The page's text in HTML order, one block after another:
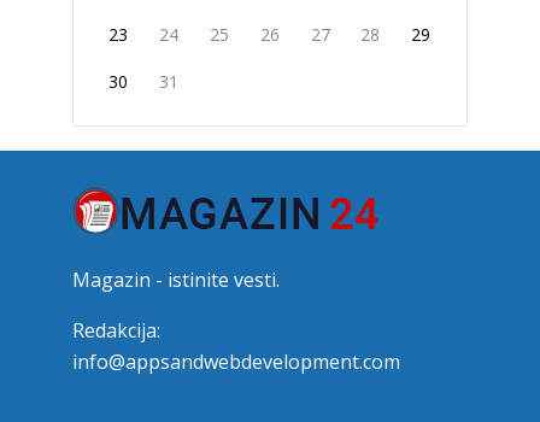
23 24 25 26 27 28 29
30 31
Magazin - istinite vesti.
Redakcija:
info@appsandwebdevelopment.com